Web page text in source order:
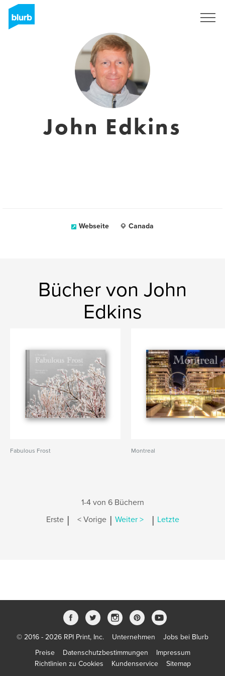
John Edkins
Webseite Canada
Bücher von John
Edkins
Fabulous Frost Montreal
1-4 von 6 Büchern
Erste | < Vorige | Weiter > | Letzte
© 2016 - 2026 RPI Print, Inc. Unternehmen
Jobs bei Blurb
Preise
Datenschutzbestimmungen
Impressum
Richtlinien zu Cookies
Kundenservice Sitemap